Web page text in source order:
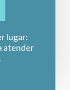
lugar:
atender